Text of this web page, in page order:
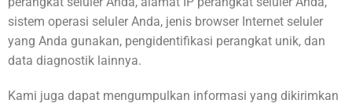
sistem operasi seluler Anda, jenis browser Internet seluler
yang Anda gunakan, pengidentifikasi perangkat unik, dan
data diagnostik lainnya.
Kami juga dapat mengumpulkan informasi yang dikirimkan